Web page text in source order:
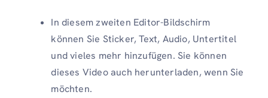
In diesem zweiten Editor-Bildschirm
können Sie Sticker, Text, Audio, Untertitel
und vieles mehr hinzufügen. Sie können
dieses Video auch herunterladen, wenn Sie
möchten.